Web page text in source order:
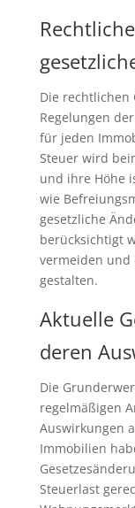
Die rechtlichen
Regelungen
für jeden
Steuer wird
und ihre Höhe
wie
gesetzliche
berücksichtigt
vermeiden und
gestalten.
Aktuelle
deren
Die
regelmäßigen
Auswirkungen
Immobilien
Steuerlast